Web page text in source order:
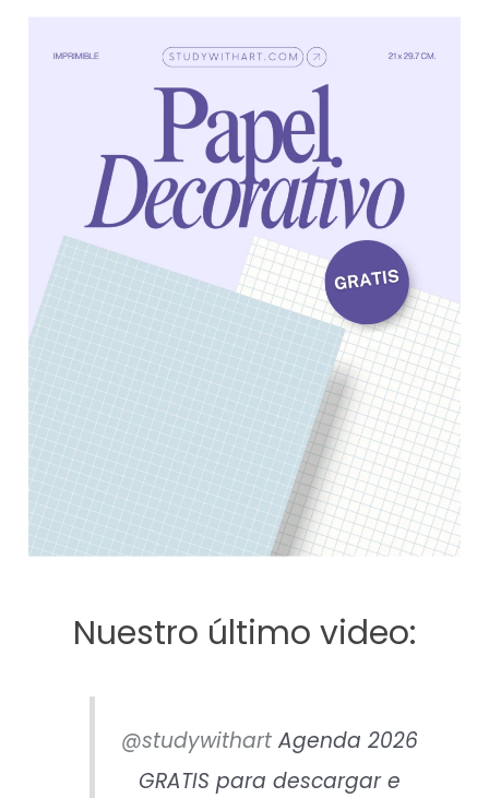
Nuestro último video:
@studywithart Agenda 2026
GRATIS para descargar e